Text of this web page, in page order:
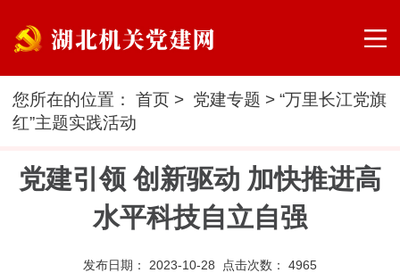
您所在的位置：首页 > 党建专题 >“万里长江党旗
红”主题实践活动
党建引领 创新驱动 加快推进高
水平科技自立自强
发布日期： 2023-10-28 点击次数： 4965